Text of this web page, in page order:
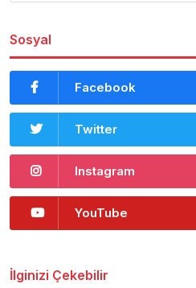
Sosyal
Facebook
Twitter
Instagram
YouTube
İlginizi Çekebilir